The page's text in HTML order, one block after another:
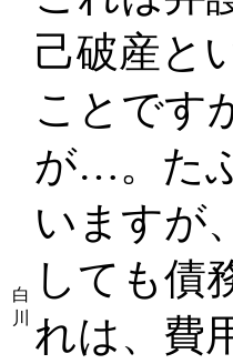
白
川
己破産と
ことです
が…。た
いますが
しても債
れは、費